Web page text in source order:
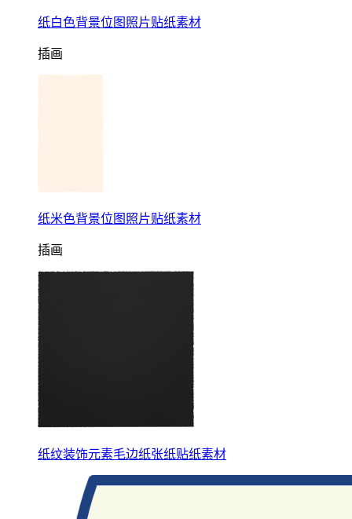
纸白色背景位图照片贴纸素材
插画
纸米色背景位图照片贴纸素材
插画
纸纹装饰元素毛边纸张纸贴纸素材